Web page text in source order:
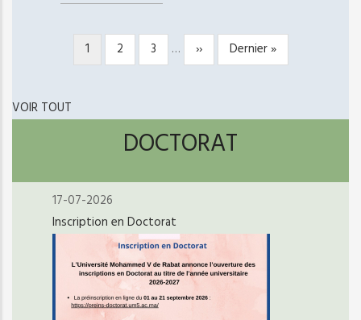
PAGINATIONPage
courante
1 Page
2 Page
3 …
Page
suivante
››
Dernière
page
Dernier »
VOIR TOUT
DOCTORAT
17-07-2026
Inscription en Doctorat